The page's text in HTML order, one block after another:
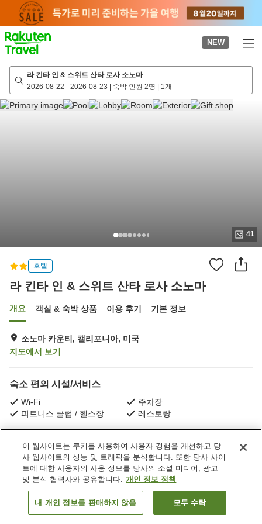
page
NEW
라 킨타 인 & 스위트 산타 로사 소노마
2026-08-22 - 2026-08-23 | 숙박 인원 2명 | 1개
41
호텔
라 킨타 인 & 스위트 산타 로사 소노마
개요 객실 & 숙박 상품 이용 후기 기본 정보
소노마 카운티, 캘리포니아, 미국
지도에서 보기
숙소 편의 시설/서비스
Wi-Fi
주차장
피트니스 클럽 / 헬스장
레스토랑
미국 캘리포니아
소노마 카운티
라 킨타 인 & 스위트 산타 로사 소노마
객실 보기
이 웹사이트는 쿠키를 사용하여 사용자 경험을 개선하고 당
사 웹사이트의 성능 및 트래픽을 분석합니다. 또한 당사 사이
트에 대한 사용자의 사용 정보를 당사의 소셜 미디어, 광고
및 분석 협력사와 공유합니다. 개인 정보 정책
내 개인 정보를 판매하지 않음 모두 수락